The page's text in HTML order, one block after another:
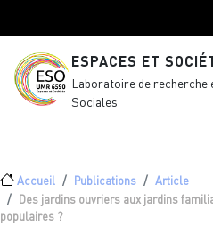
ESPACES ET
Laboratoire de recherche
Sociales
Fil d'Ariane
Accueil Publications
Article
Des jardins ouvriers aux jardins
populaires ?